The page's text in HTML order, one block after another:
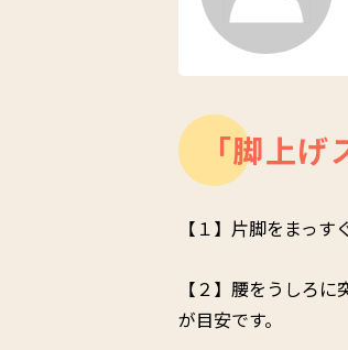
「脚上
【１】片脚をまっす
【２】腰をうしろ
が目安です。